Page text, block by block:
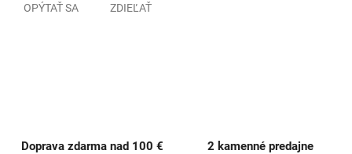
OPÝTAŤ SA ZDIEĽAŤ
Doprava zdarma nad 100 € 2 kamenné predajne